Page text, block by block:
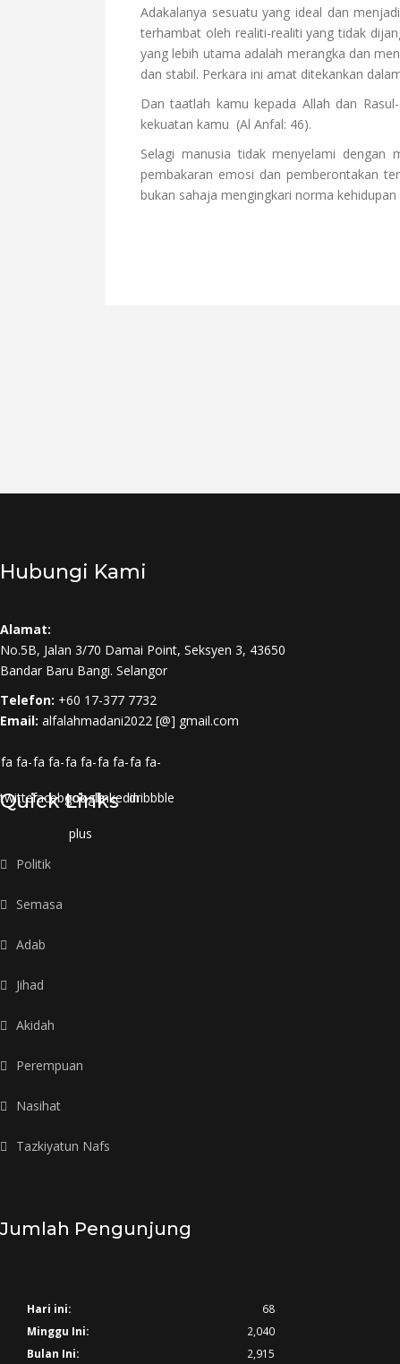
Adakalanya sesuatu yang ideal dan
terhambat oleh realiti-realiti yang tidak
yang lebih utama adalah merangka dan
dan stabil. Perkara ini amat ditekankan
Dan taatlah kamu kepada Allah dan
kekuatan kamu (Al Anfal: 46).
Selagi manusia tidak menyelami dengan
pembakaran emosi dan pemberontakan
bukan sahaja mengingkari norma
Hubungi Kami
Alamat:
No.5B, Jalan 3/70 Damai Point, Seksyen 3, 43650
Bandar Baru Bangi. Selangor
Telefon: +60 17-377 7732
Email: alfalahmadani2022 [@] gmail.com
fa fa-
twitter
fa fa-
facebook
fa fa-
google-
plus
fa fa-
linkedin
fa fa-
dribbble
Quick Links
Politik
Semasa
Adab
Jihad
Akidah
Perempuan
Nasihat
Tazkiyatun Nafs
Jumlah Pengunjung
Hari ini:
68
Minggu Ini:
2,040
Bulan Ini:
2,915